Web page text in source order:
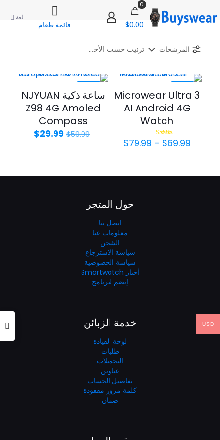
0
$0.00 قائمة طعام
لغة
المرشحات
Microwear Ultra 3
AI Android 4G
Watch
تم التقييم
$69.99
–
$79.99
ساعة ذكية NJYUAN
Z98 4G Amoled
Compass
$59.99
السعر $29.99 السعر
حول المتجر
اتصل بنا
معلومات عنا
الشحن
سياسة الاسترجاع
سياسة الخصوصية
أخبار Smartwatch
إنضم لبرنامج
خدمة الزبائن
لوحة القيادة
طلبات
التحميلات
عناوين
تفاصيل الحساب
كلمة مرور مفقودة
ضمان
USD